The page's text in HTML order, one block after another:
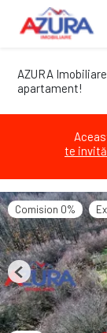
AZURA
apartament!
te
Comision 0%
Previous